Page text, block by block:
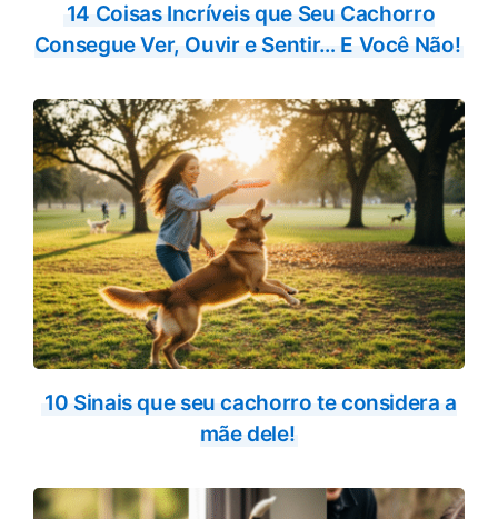
14 Coisas Incríveis que Seu Cachorro
Consegue Ver, Ouvir e Sentir… E Você Não!
10 Sinais que seu cachorro te considera a
mãe dele!